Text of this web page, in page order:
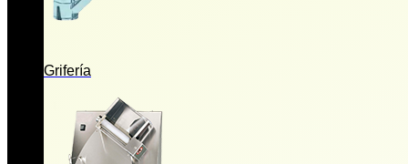
Grifería